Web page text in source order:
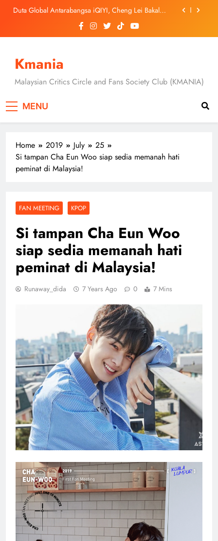
September Ini
‘Dibunuh atau Membunuh’: Filem ‘Tiket Sehala’
Jung Hae In dan Ha Young Terjerat Dalam Cinta,
Pembohongan dan Buruan Ketua Sindiket Jenayah di
SEUNGKWAN dan DINO SEVENTEEN
Duta Global Antarabangsa iQIYI, Cheng Lei Bakal
Buat Penampilan Istimewa di Kuala Lumpur
September Ini
Satukan Empat Negara Asia
Kmania
Malaysian Critics Circle and Fans Society Club (KMANIA)
MENU
Home 2019 July
25
Si tampan Cha Eun Woo siap sedia memanah hati
peminat di Malaysia!
FAN MEETING KPOP
Si tampan Cha Eun Woo
siap sedia memanah hati
peminat di Malaysia!
Runaway_dida 7 Years Ago 0 7 Mins